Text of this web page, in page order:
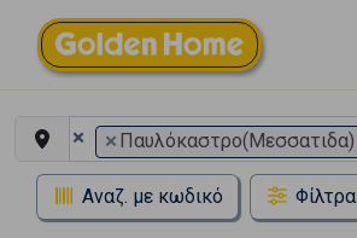
× × Παυλόκαστρο(Μεσσατιδα)
Αναζ. με κωδικό Φίλτρα